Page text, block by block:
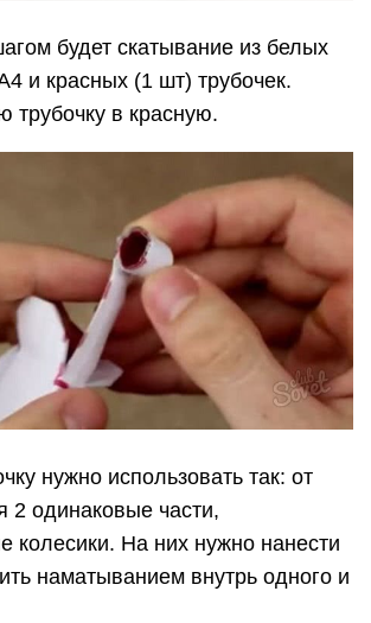
будет скатывание из белых
и красных (1 шт) трубочек.
трубочку в красную.
нужно использовать так: от
2 одинаковые части,
колесики. На них нужно нанести
наматыванием внутрь одного и